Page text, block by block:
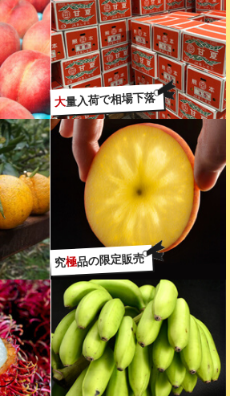
大量入荷で相場下落
究極品の限定販売